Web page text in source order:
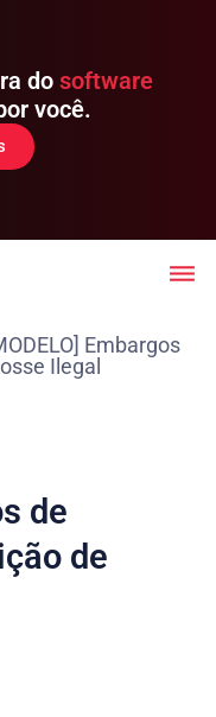
do software
você.
Embargos
Ilegal
de
de